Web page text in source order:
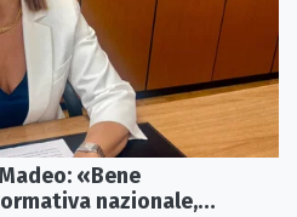
«Bene
nazionale,